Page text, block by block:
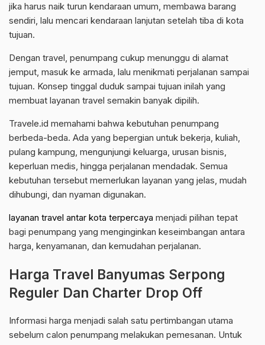
jika harus naik turun kendaraan umum, membawa barang
sendiri, lalu mencari kendaraan lanjutan setelah tiba di kota
tujuan.
Dengan travel, penumpang cukup menunggu di alamat
jemput, masuk ke armada, lalu menikmati perjalanan sampai
tujuan. Konsep tinggal duduk sampai tujuan inilah yang
membuat layanan travel semakin banyak dipilih.
Travele.id memahami bahwa kebutuhan penumpang
berbeda-beda. Ada yang bepergian untuk bekerja, kuliah,
pulang kampung, mengunjungi keluarga, urusan bisnis,
keperluan medis, hingga perjalanan mendadak. Semua
kebutuhan tersebut memerlukan layanan yang jelas, mudah
dihubungi, dan nyaman digunakan.
layanan travel antar kota terpercaya menjadi pilihan tepat
bagi penumpang yang menginginkan keseimbangan antara
harga, kenyamanan, dan kemudahan perjalanan.
Harga Travel Banyumas Serpong
Reguler Dan Charter Drop Off
Informasi harga menjadi salah satu pertimbangan utama
sebelum calon penumpang melakukan pemesanan. Untuk